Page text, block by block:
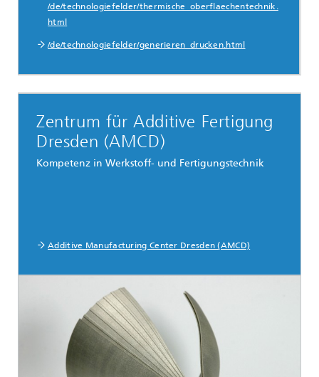
/de/technologiefelder/thermische_oberflaechentechnik.
html
/de/technologiefelder/generieren_drucken.html
Zentrum für Additive Fertigung
Dresden (AMCD)
Kompetenz in Werkstoff- und Fertigungstechnik
Additive Manufacturing Center Dresden (AMCD)